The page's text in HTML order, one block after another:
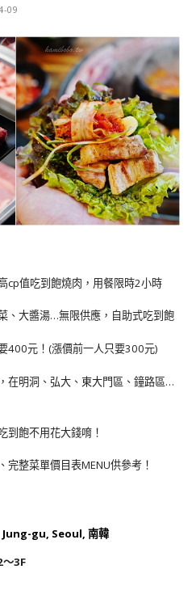
09
cp值吃到飽燒肉，用餐限時2小時
、大醬湯…無限供應，自助式吃到飽
400元！(漲價前一人只要300元)
在明洞、弘大、東大門區、鐘路區…
到飽不用花大錢唷！
整菜單價目表MENU供參考！
gu, Seoul, 南韓
～3F